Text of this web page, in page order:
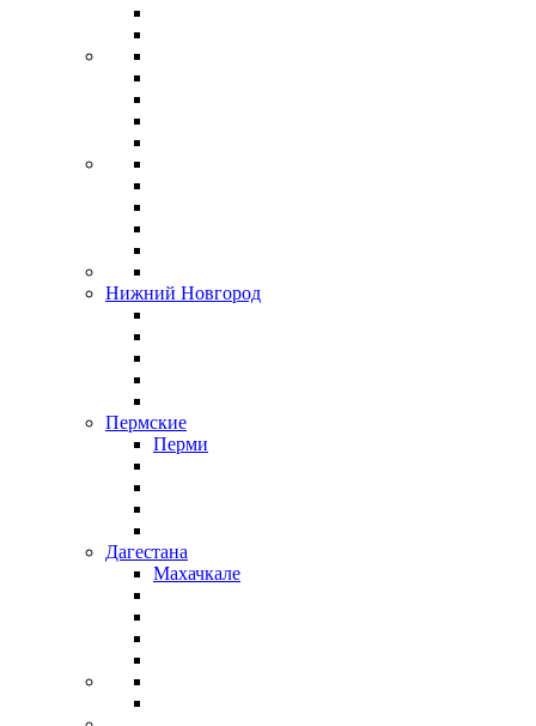
Нижний Новгород
Пермские
Перми
Дагестана
Махачкале